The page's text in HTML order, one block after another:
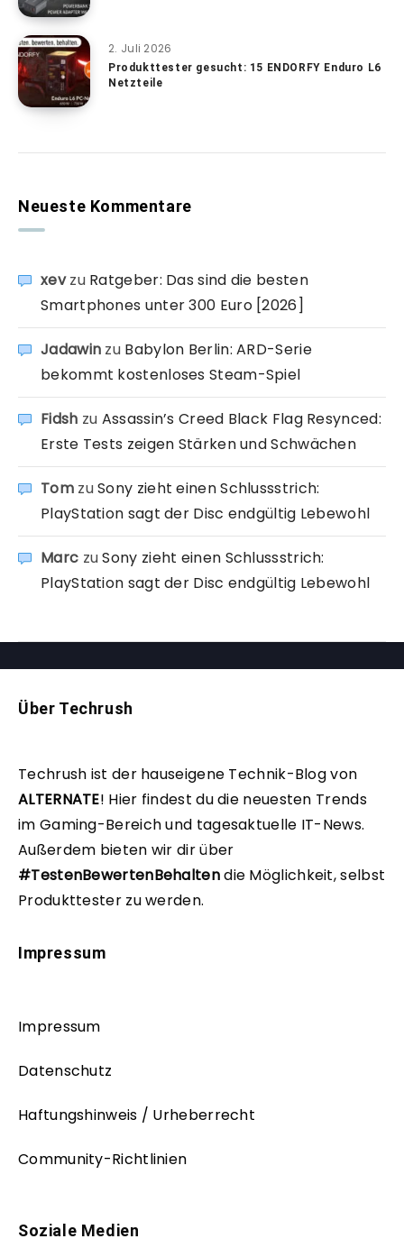
2. Juli 2026
Produkttester gesucht: 15 ENDORFY Enduro L6
Netzteile
Neueste Kommentare
xevzu Ratgeber: Das sind die besten
Smartphones unter 300 Euro [2026]
Jadawin zu Babylon Berlin: ARD-Serie
bekommt kostenloses Steam-Spiel
Fidsh zu Assassin’s Creed Black Flag Resynced:
Erste Tests zeigen Stärken und Schwächen
TomzuSony zieht einen Schlussstrich:
PlayStation sagt der Disc endgültig Lebewohl
Marc zuSony zieht einen Schlussstrich:
PlayStation sagt der Disc endgültig Lebewohl
Über Techrush
Techrush ist der hauseigene Technik-Blog von
ALTERNATE! Hier findest du die neuesten Trends
im Gaming-Bereich und tagesaktuelle IT-News.
Außerdem bieten wir dir über
#TestenBewertenBehaltendie Möglichkeit, selbst
Produkttester zu werden.
Impressum
Impressum
Datenschutz
Haftungshinweis / Urheberrecht
Community-Richtlinien
Soziale Medien